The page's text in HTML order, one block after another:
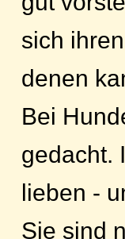
sich
denen
Bei
gedacht.
lieben -
Sie sind